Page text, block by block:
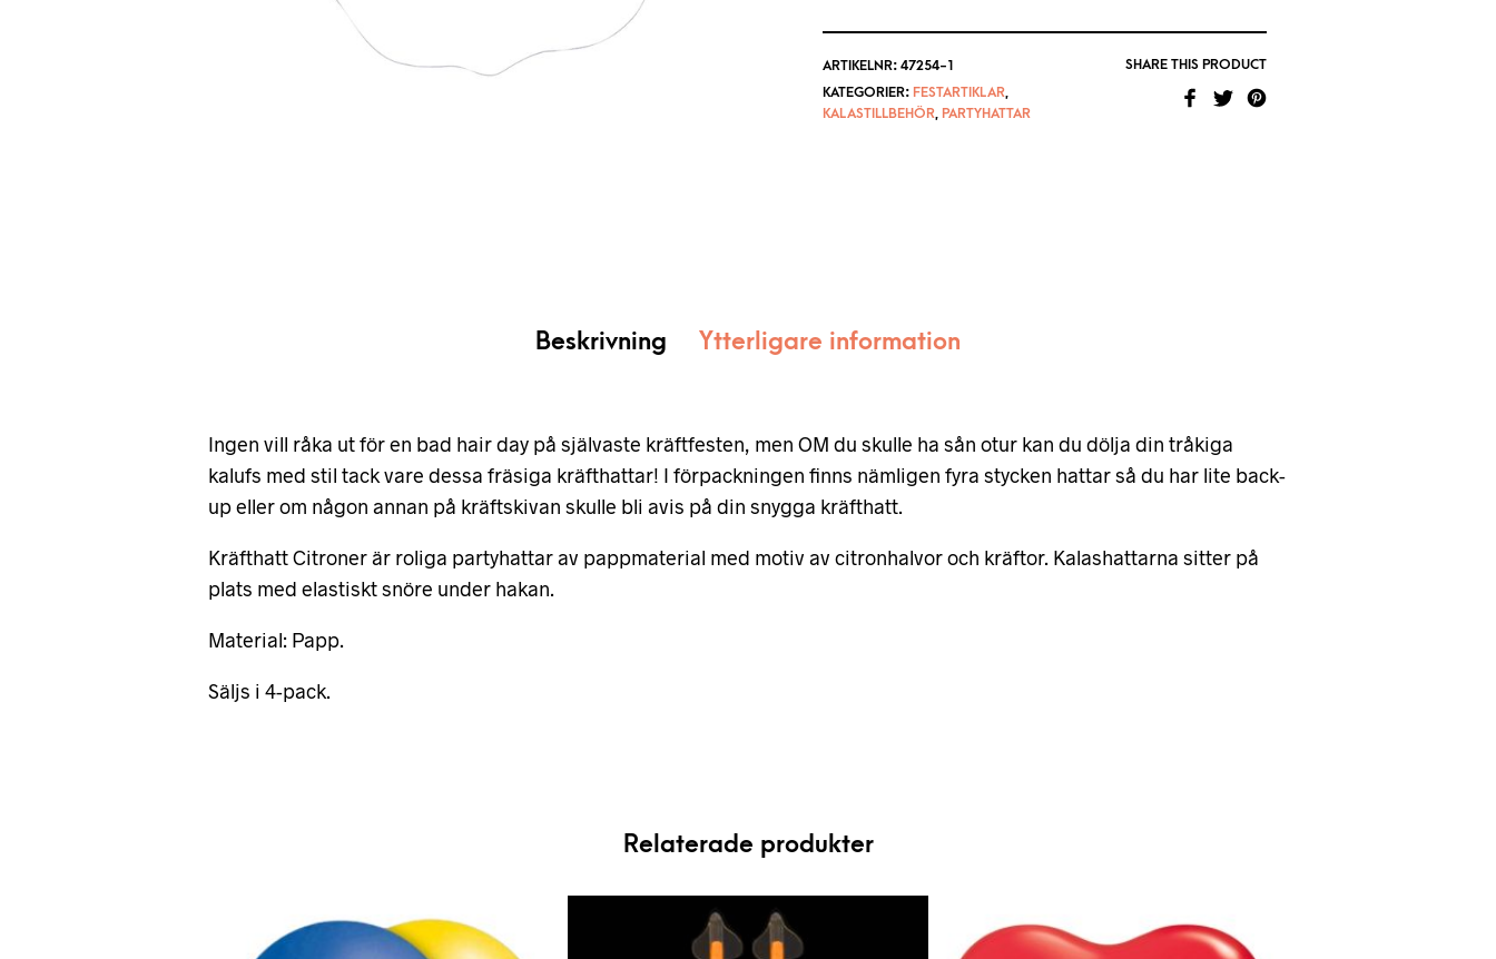
ARTIKELNR: 47254-1
KATEGORIER: FESTARTIKLAR,
KALASTILLBEHÖR, PARTYHATTAR
SHARE THIS PRODUCT
Beskrivning Ytterligare information
Ingen vill råka ut för en bad hair day på självaste kräftfesten, men OM du skulle ha sån otur kan du dölja din tråkiga
kalufs med stil tack vare dessa fräsiga kräfthattar! I förpackningen finns nämligen fyra stycken hattar så du har lite back-
up eller om någon annan på kräftskivan skulle bli avis på din snygga kräfthatt.
Kräfthatt Citroner är roliga partyhattar av pappmaterial med motiv av citronhalvor och kräftor. Kalashattarna sitter på
plats med elastiskt snöre under hakan.
Material: Papp.
Säljs i 4-pack.
Relaterade produkter